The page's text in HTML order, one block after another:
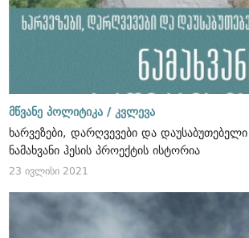
მწვანე პოლიტიკა / კვლევა
ხარვეზები, დარღვევები და
ნამახვანი ჰესის პროექტის ისტორია
23 ივლისი 2021